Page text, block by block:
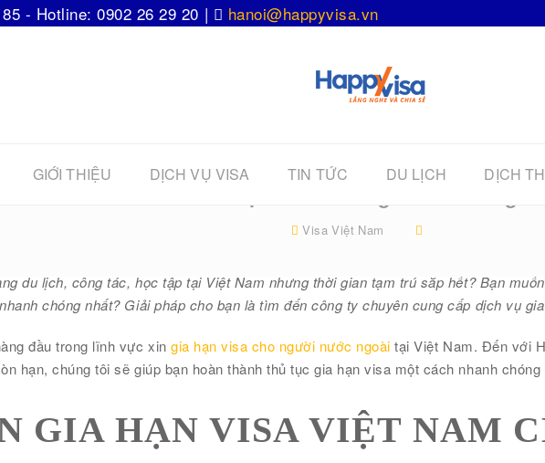
- Hotline: 0902 26 29 20 | hanoi@happyvisa.vn
GIỚI THIỆU DỊCH VỤ VISA TIN TỨC DU LỊCH DỊCH
Visa Việt Nam
du lịch, công tác, học tập tại Việt Nam nhưng thời gian tạm trú sắp hết? Bạn
chóng nhất? Giải pháp cho bạn là tìm đến công ty chuyên cung cấp dịch vụ
đầu trong lĩnh vực xingia hạn visa cho người nước ngoài tại Việt Nam. Đến với
hạn, chúng tôi sẽ giúp bạn hoàn thành thủ tục gia hạn visa một cách nhanh chóng
GIA HẠN VISA VIỆT NAM